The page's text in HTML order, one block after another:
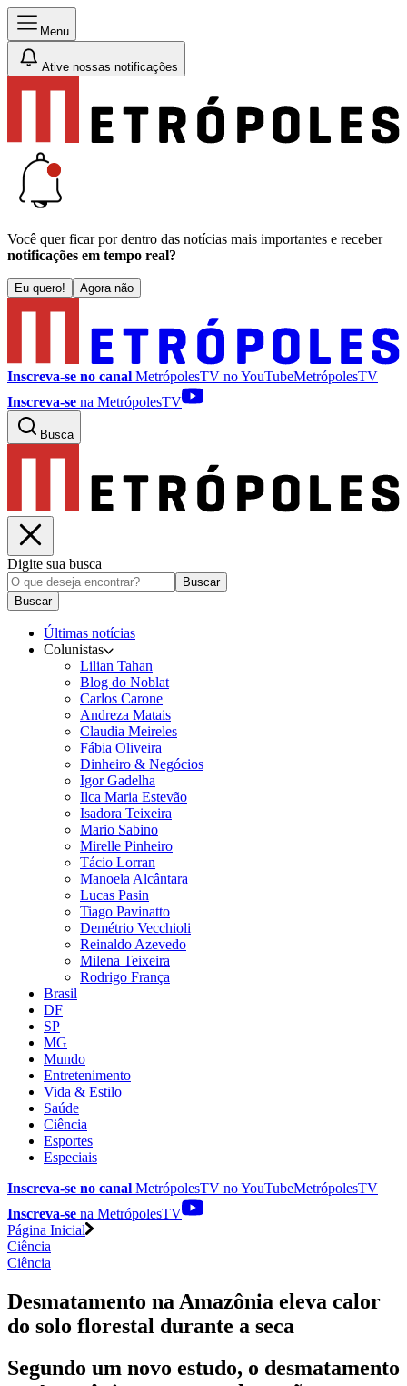
Menu
Ative nossas notificações
Você quer ficar por dentro das notícias mais importantes e receber
notificações em tempo real?
Eu quero! Agora não
Inscreva-se no canal MetrópolesTV noYouTubeMetrópolesTV
Inscreva-se na MetrópolesTV
Busca
Digite sua busca
Buscar
Buscar
Últimas notícias
Colunistas
Lilian Tahan
Blog do Noblat
Carlos Carone
Andreza Matais
Claudia Meireles
Fábia Oliveira
Dinheiro & Negócios
Igor Gadelha
Ilca Maria Estevão
Isadora Teixeira
Mario Sabino
Mirelle Pinheiro
Tácio Lorran
Manoela Alcântara
Lucas Pasin
Tiago Pavinatto
Demétrio Vecchioli
Reinaldo Azevedo
Milena Teixeira
Rodrigo França
Brasil
DF
SP
MG
Mundo
Entretenimento
Vida & Estilo
Saúde
Ciência
Esportes
Especiais
Inscreva-se no canal MetrópolesTV noYouTubeMetrópolesTV
Inscreva-se na MetrópolesTV
Página Inicial
Ciência
Ciência
Desmatamento na Amazônia eleva calor
do solo florestal durante a seca
Segundo um novo estudo, o desmatamento